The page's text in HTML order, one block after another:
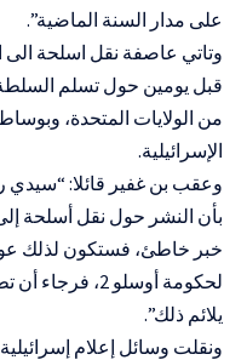
على مدار السنة الماضية”.
وتاتي عاصفة نقل اسلحة الى
قبل يومين حول تسلم
من الولايات المتحدة،
الإسرائيلية.
وعقب بن غفير قائلا: “سيدي
بأن النشر حول نقل أسلحة
خبر خاطئ، فستكون لذلك
لحكومة أوسلو
يلائم ذلك”.
ونقلت وسائل إعلام